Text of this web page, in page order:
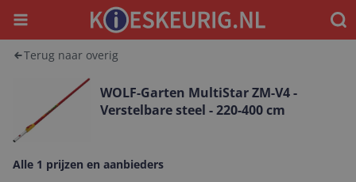
Menu
Terug naar overig
WOLF-Garten MultiStar ZM-V4 -
Verstelbare steel - 220-400 cm
Alle 1 prijzen en aanbieders